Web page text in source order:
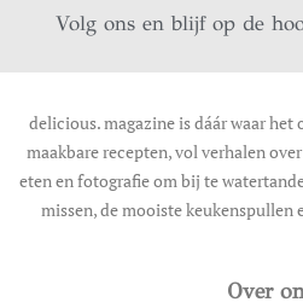
Volg ons en blijf op de
delicious. magazine is dáár waar het
maakbare recepten, vol verhalen
eten en fotografie om bij te
missen, de mooiste keukenspullen
Over